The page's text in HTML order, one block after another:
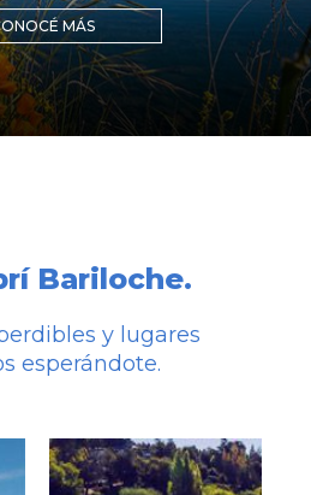
MÁS
Bariloche.
y lugares
esperándote.